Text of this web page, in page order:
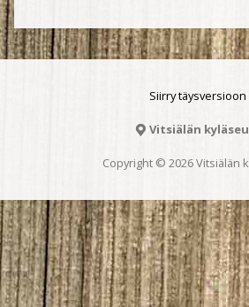
Siirry täysversioon
Vitsiälän
Copyright © 2026 Vitsiälän